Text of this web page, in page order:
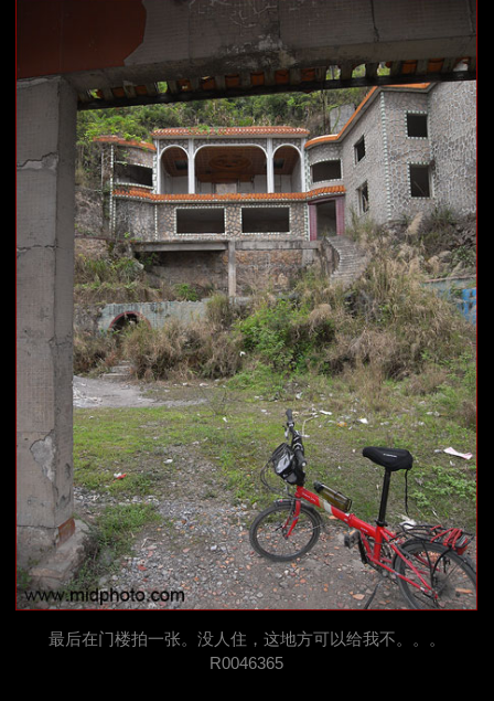
最后在门楼拍一张。没人住，这地方可以给我不。。。
R0046365